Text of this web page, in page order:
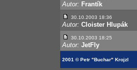
Autor: Frantík
30.10.2003 18:36
Autor: Cloister Hlupák
30.10.2003 18:25
Autor: JetFly
2001 © Petr "Buchar" Krojzl